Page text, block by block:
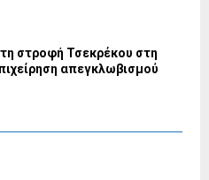
στροφή Τσεκρέκου στη
απεγκλωβισμού